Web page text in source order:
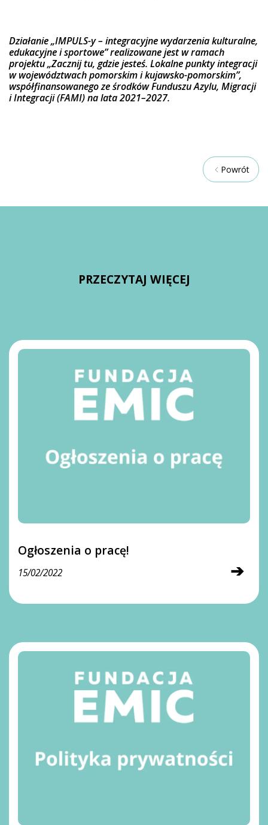
Działanie „IMPULS-y – integracyjne wydarzenia kulturalne,
edukacyjne i sportowe” realizowane jest w ramach
projektu „Zacznij tu, gdzie jesteś. Lokalne punkty integracji
w województwach pomorskim i kujawsko-pomorskim”,
współfinansowanego ze środków Funduszu Azylu, Migracji
i Integracji (FAMI) na lata 2021–2027.
Powrót
PRZECZYTAJ WIĘCEJ
Ogłoszenia o pracę!
➔
15/02/2022